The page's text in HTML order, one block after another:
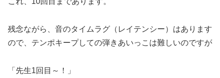
残念ながら、音のタイムラグ（レイテンシー）はあります
ので、テンポキープしての弾きあいっこは難しいのですが
「先生1回目～！」